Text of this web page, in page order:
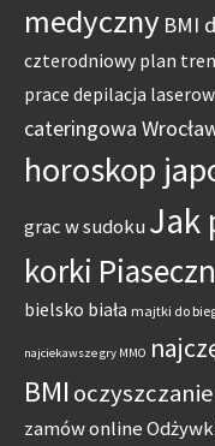
medyczny BMI
czterodniowy plan
prace depilacja
cateringowa
horoskop
grac w sudoku Jak
korki
bielsko biała majtki do
najciekawsze gry MMO
BMI
zamów online